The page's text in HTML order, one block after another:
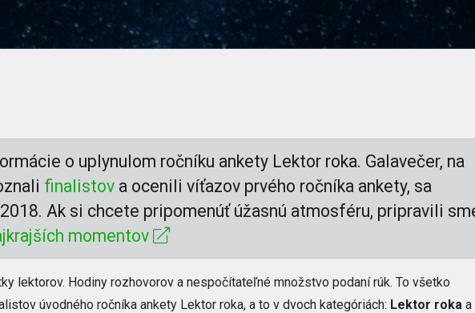
o uplynulom ročníku ankety Lektor roka. Galavečer, na
finalistov a ocenili víťazov prvého ročníka ankety, sa
Ak si chcete pripomenúť úžasnú atmosféru, pripravili
momentov
lektorov. Hodiny rozhovorov a nespočítateľné množstvo podaní rúk. To všetko
úvodného ročníka ankety Lektor roka, a to v dvoch kategóriách: Lektor roka a